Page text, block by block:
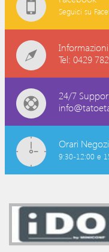
Seguici su
Informazioni
Tel: 0429
24/7
Orari
9:30-12:00 e